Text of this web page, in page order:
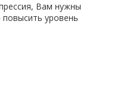
Вам нужны
уровень